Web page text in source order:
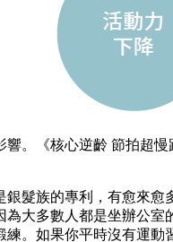
響。《核心逆齡 節拍超慢
銀髮族的專利，有愈來愈
為大多數人都是坐辦公室
練。如果你平時沒有運動